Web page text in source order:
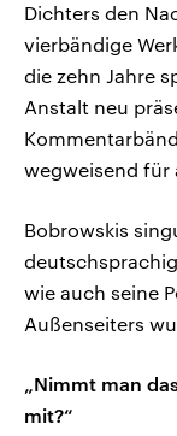
Dichters den
vierbändige
die zehn Jahre
Anstalt neu
wegweisend für
Bobrowskis
wie auch seine
Außenseiters
„Nimmt man
mit?“